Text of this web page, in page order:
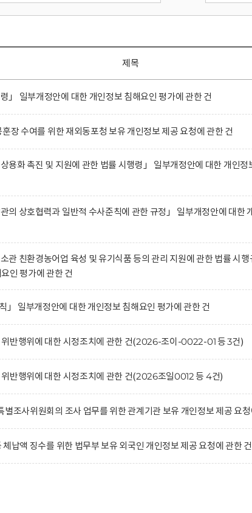
제목
령」 일부개정안에 대한 개인정보 침해요인 평가에 관한 건
장 수여를 위한 재외동포청 보유 개인정보 제공 요청에 관한 건
상용화 촉진 및 지원에 관한 법률 시행령」 일부개정안에 대한 개인
관의 상호협력과 일반적 수사준칙에 관한 규정」 일부개정안에 대한
소관 친환경농어업 육성 및 유기식품 등의 관리 지원에 관한 법률 시
인 평가에 관한 건
」 일부개정안에 대한 개인정보 침해요인 평가에 관한 건
위반행위에 대한 시정조치에 관한 건(2026-조이-0022-01 등 3건)
반행위에 대한 시정조치에 관한 건(2026조일0012 등 4건)
조사위원회의 조사 업무를 위한 관계기관 보유 개인정보 제공 요청
체납액 징수를 위한 법무부 보유 외국인 개인정보 제공 요청에 관한 건